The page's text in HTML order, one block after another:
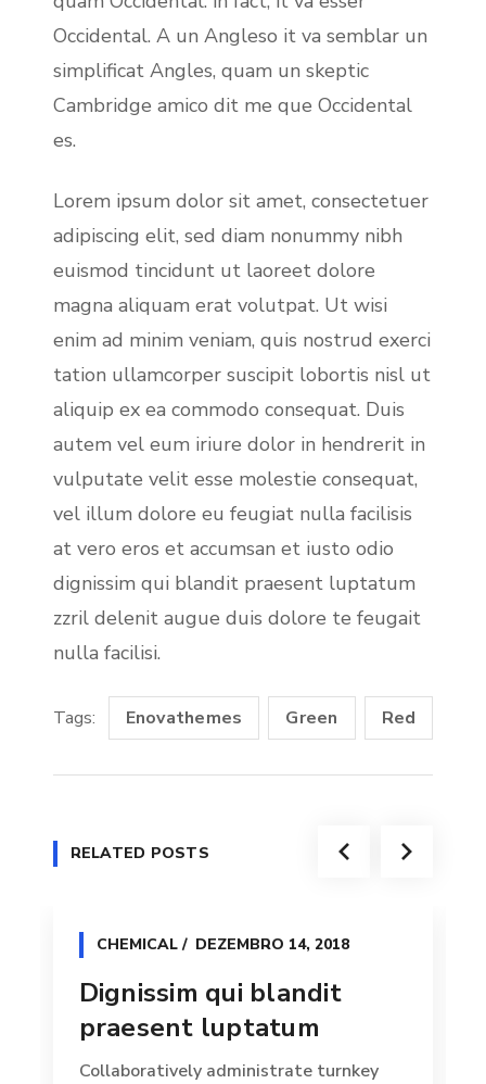
Occidental. A un Angleso it va semblar un
simplificat Angles, quam un skeptic
Cambridge amico dit me que Occidental
es.
Lorem ipsum dolor sit amet, consectetuer
adipiscing elit, sed diam nonummy nibh
euismod tincidunt ut laoreet dolore
magna aliquam erat volutpat. Ut wisi
enim ad minim veniam, quis nostrud exerci
tation ullamcorper suscipit lobortis nisl ut
aliquip ex ea commodo consequat. Duis
autem vel eum iriure dolor in hendrerit in
vulputate velit esse molestie consequat,
vel illum dolore eu feugiat nulla facilisis
at vero eros et accumsan et iusto odio
dignissim qui blandit praesent luptatum
zzril delenit augue duis dolore te feugait
nulla facilisi.
Tags: Enovathemes Green Red
RELATED POSTS
CHEMICAL DEZEMBRO 14, 2018
Dignissim qui blandit
praesent luptatum
Collaboratively administrate turnkey